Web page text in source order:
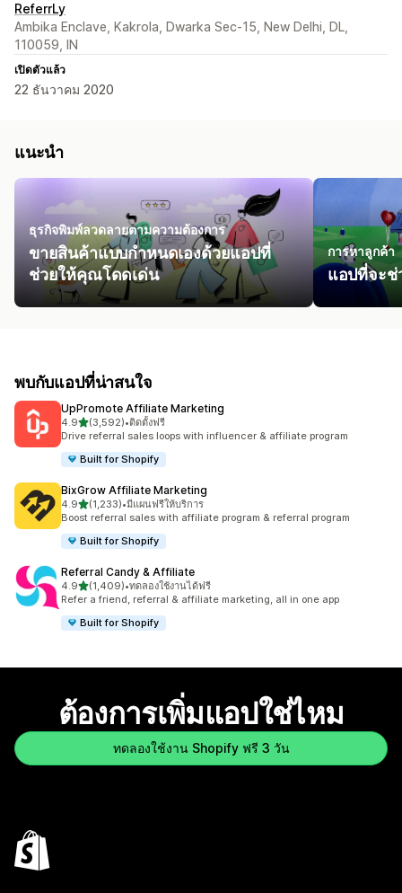
ReferrLy
Ambika Enclave, Kakrola, Dwarka Sec-15, New Delhi, DL,
110059, IN
เปิดตัวแล้ว
22 ธันวาคม 2020
แนะนำ
ธุรกิจพิมพ์ลวดลายตามความต้องการ
ขายสินค้าแบบกำหนดเองด้วยแอปที่
ช่วยให้คุณโดดเด่น
การหาลูกค้า
แอปที่จะ
พบกับแอปที่น่าสนใจ
UpPromote Affiliate Marketing
4.9เต็ม 5 ดาว
(3,592)
ทั้งหมด 3592 รีวิว
•ติดตั้งฟรี
Drive referral sales loops with influencer & affiliate program
Built for Shopify
BixGrow Affiliate Marketing
4.9เต็ม 5 ดาว
(1,233)
ทั้งหมด 1233 รีวิว
•มีแผนฟรีให้บริการ
Boost referral sales with affiliate program & referral program
Built for Shopify
Referral Candy & Affiliate
4.9เต็ม 5 ดาว
(1,409)
ทั้งหมด 1409 รีวิว
•ทดลองใช้งานได้ฟรี
Refer a friend, referral & affiliate marketing, all in one app
Built for Shopify
ต้องการเพิ่มแอปใช่ไหม
ทดลองใช้งาน Shopify ฟรี 3 วัน